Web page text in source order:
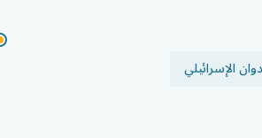
الإسرائيلي